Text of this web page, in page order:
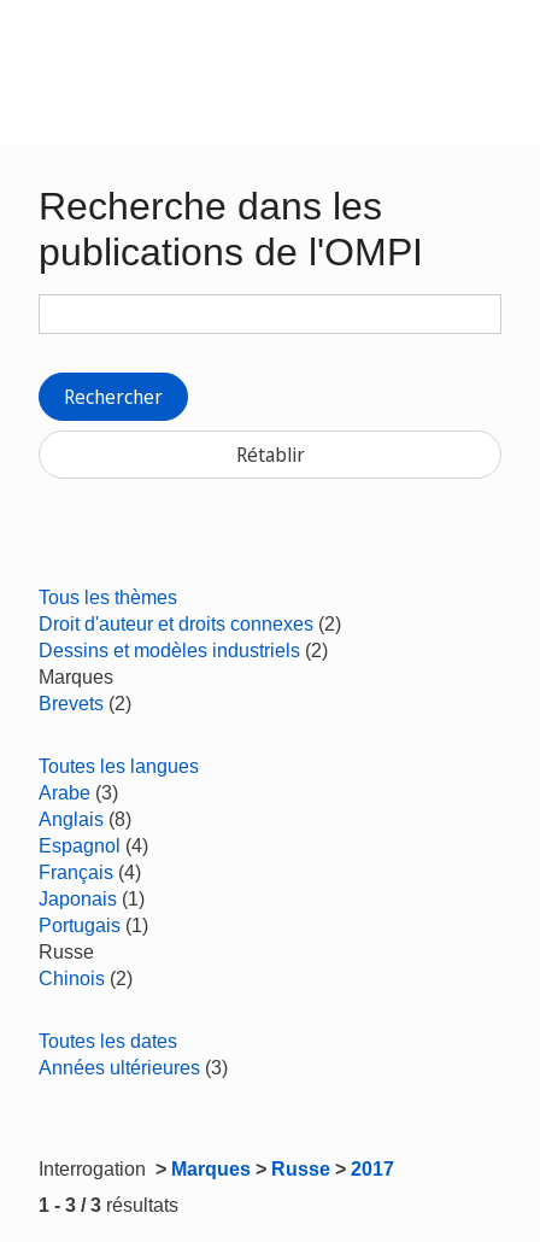
Recherche dans les
publications de l'OMPI
Rechercher
Rétablir
Tous les thèmes
Droit d'auteur et droits connexes (2)
Dessins et modèles industriels (2)
Marques
Brevets (2)
Toutes les langues
Arabe (3)
Anglais (8)
Espagnol (4)
Français (4)
Japonais (1)
Portugais (1)
Russe
Chinois (2)
Toutes les dates
Années ultérieures (3)
Interrogation > Marques > Russe > 2017
1 - 3 / 3 résultats